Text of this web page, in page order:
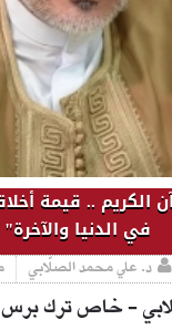
الكريم .. قيمة
في الدنيا والآخرة"
د. علي محمد الصلّابي
- خاص ترك برس